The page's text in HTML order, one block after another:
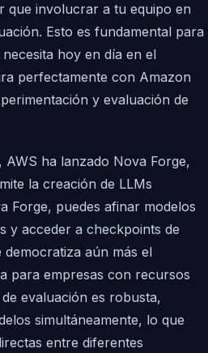
que involucrar a tu equipo en
Esto es fundamental para
hoy en día en el
perfectamente con Amazon
y evaluación de
AWS ha lanzado Nova Forge,
la creación de LLMs
Forge, puedes afinar modelos
y acceder a checkpoints de
aún más el
para empresas con recursos
evaluación es robusta,
simultáneamente, lo que
entre diferentes